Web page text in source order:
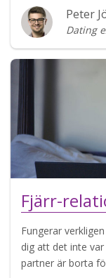
Peter
Dating
Fjärr-
Fungerar
dig att det inte
partner är borta